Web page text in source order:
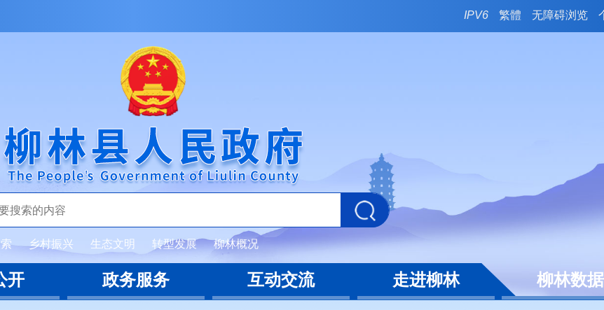
IPV6 繁體 无障碍浏览
乡村振兴 生态文明 转型发展 柳林概况
开 政务服务 互动交流 走进柳林 柳林数据